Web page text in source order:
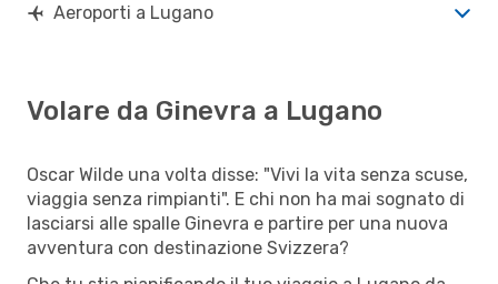
Aeroporti a Lugano
Volare da Ginevra a Lugano
Oscar Wilde una volta disse: "Vivi la vita senza scuse,
viaggia senza rimpianti". E chi non ha mai sognato di
lasciarsi alle spalle Ginevra e partire per una nuova
avventura con destinazione Svizzera?